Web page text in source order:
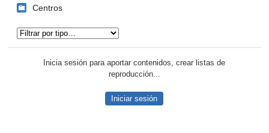
Centros
Inicia sesión para aportar contenidos, crear listas de
reproducción...
Iniciar sesión